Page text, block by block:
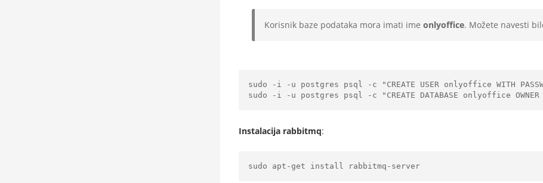
Korisnik baze podataka mora imati ime onlyoffice. Možete navesti
sudo -i -u postgres psql -c "CREATE USER onlyoffice WITH
Instalacija rabbitmq: